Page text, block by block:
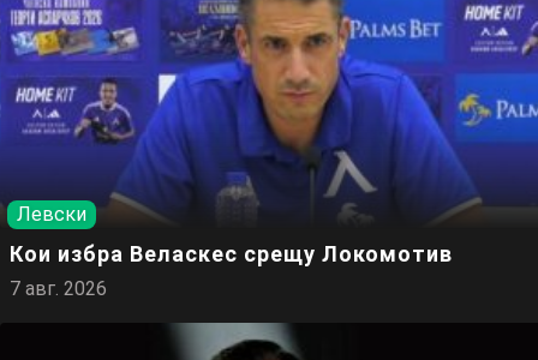
Левски
Кои избра Веласкес срещу Локомотив
7 авг. 2026